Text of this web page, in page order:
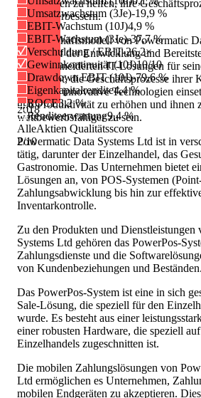
2018
Umsatzwachstum (3Je)-19,9 %
EBIT-Wachstum (10J)4,9 %
EBIT-Wachstum (3Je)-37,7 %
Verschuldung / EBIT-26,2×
Gewinnkontinuität (10J)10/10
Drawdown EBIT (10J)-79,6 %
Eigenkapitalrendite4,4 %
ROCE3,2 %
Renditeerwartung9,4 %
AlleAktien Qualitätsscore
2/10
um Kunden zu helfen, ihre
und zu verbessern.
Das Geschäftsmodell von Powermatic
basiert auf der Entwicklung und
maßgeschneiderten IT-Lösungen für
ist bestrebt, die Geschäftsprozesse ihrer
indem sie innovative Technologien
und Produktivität zu erhöhen und ihnen
wettbewerbsfähiger zu sein.
Powermatic Data Systems Ltd ist in
tätig, darunter der Einzelhandel, das
Gastronomie. Das Unternehmen bietet
Lösungen an, von POS-Systemen
Zahlungsabwicklung bis hin zur
Inventarkontrolle.
Zu den Produkten und Dienstleistungen
Systems Ltd gehören das PowerPos-
Zahlungsdienste und die
von Kundenbeziehungen und Beständen.
Das PowerPos-System ist eine in sich
Sale-Lösung, die speziell für den
wurde. Es besteht aus einer
einer robusten Hardware, die speziell
Einzelhandels zugeschnitten ist.
Die mobilen Zahlungslösungen von
Ltd ermöglichen es Unternehmen,
mobilen Endgeräten zu akzeptieren.